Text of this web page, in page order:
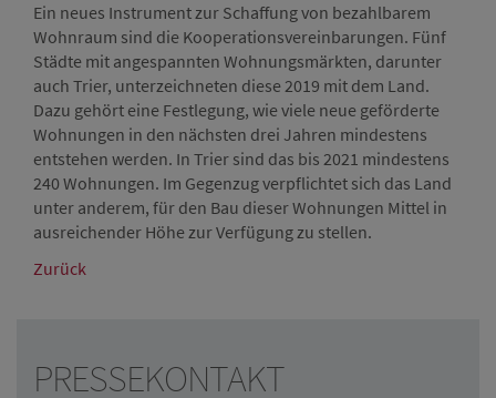
Ein neues Instrument zur Schaffung von bezahlbarem
Wohnraum sind die Kooperationsvereinbarungen. Fünf
Städte mit angespannten Wohnungsmärkten, darunter
auch Trier, unterzeichneten diese 2019 mit dem Land.
Dazu gehört eine Festlegung, wie viele neue geförderte
Wohnungen in den nächsten drei Jahren mindestens
entstehen werden. In Trier sind das bis 2021 mindestens
240 Wohnungen. Im Gegenzug verpflichtet sich das Land
unter anderem, für den Bau dieser Wohnungen Mittel in
ausreichender Höhe zur Verfügung zu stellen.
Zurück
PRESSEKONTAKT